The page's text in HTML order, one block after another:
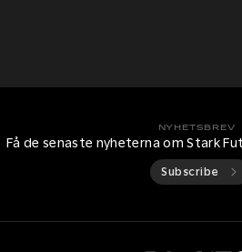
NYHETSBREV
Få de senaste nyheterna om Stark
Subscribe